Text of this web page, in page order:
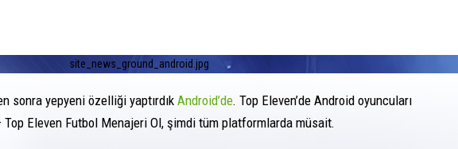
sonra yepyeni özelliği yaptırdıkAndroid’de. Top Eleven’de Android oyuncuları
Eleven Futbol Menajeri Ol, şimdi tüm platformlarda müsait.